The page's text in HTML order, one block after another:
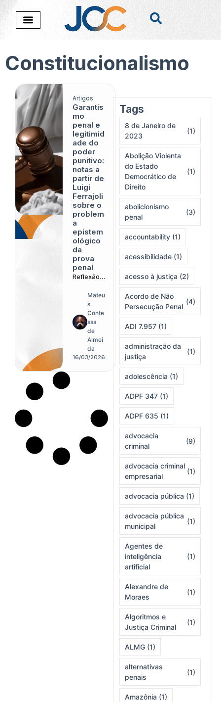
Constitucionalismo
Nada foi encontado
Artigos
Garantis
mo
penal e
legitimid
ade do
poder
punitivo:
notas a
partir de
Luigi
Ferrajoli
sobre o
problem
a
epistem
ológico
da
prova
penal
Reflexão
aponta
tensão
crescente
entre
expansão
repressiva
proteção
Mateu
s
Conte
ssa
de
Almei
da
16/03/2026
Tags
8 de Janeiro de
2023
(1)
Abolição Violenta
do Estado
Democrático de
Direito
(1)
abolicionismo
penal
(3)
accountability (1)
acessibilidade (1)
acesso à justiça (2)
Acordo de Não
Persecução Penal
(4)
ADI 7.957 (1)
administração da
justiça
(1)
adolescência (1)
ADPF 347 (1)
ADPF 635 (1)
advocacia
criminal
(9)
advocacia criminal
empresarial
(1)
advocacia pública (1)
advocacia pública
municipal
(1)
Agentes de
inteligência
artificial
(1)
Alexandre de
Moraes
(1)
Algoritmos e
Justiça Criminal
(1)
ALMG (1)
alternativas
penais
(1)
Amazônia (1)